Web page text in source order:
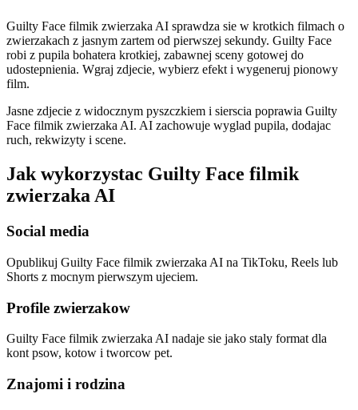
Guilty Face filmik zwierzaka AI sprawdza sie w krotkich filmach o
zwierzakach z jasnym zartem od pierwszej sekundy. Guilty Face
robi z pupila bohatera krotkiej, zabawnej sceny gotowej do
udostepnienia. Wgraj zdjecie, wybierz efekt i wygeneruj pionowy
film.
Jasne zdjecie z widocznym pyszczkiem i sierscia poprawia Guilty
Face filmik zwierzaka AI. AI zachowuje wyglad pupila, dodajac
ruch, rekwizyty i scene.
Jak wykorzystac Guilty Face filmik
zwierzaka AI
Social media
Opublikuj Guilty Face filmik zwierzaka AI na TikToku, Reels lub
Shorts z mocnym pierwszym ujeciem.
Profile zwierzakow
Guilty Face filmik zwierzaka AI nadaje sie jako staly format dla
kont psow, kotow i tworcow pet.
Znajomi i rodzina